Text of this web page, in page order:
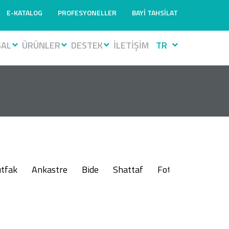
E-KATALOG PROFESYONELLER BAYİ TAHSİLAT
ÜRÜNLER DESTEK İLETİŞİM TR
Ankastre Bide Shattaf Fotoselli